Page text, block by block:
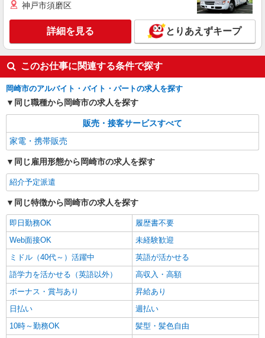
神戸市須磨区
詳細を見る とりあえずキープ
このお仕事に関連する条件で探す
岡崎市のアルバイト・バイト・パートの求人を探す
同じ職種から岡崎市の求人を探す
販売・接客サービスすべて
家電・携帯販売
同じ雇用形態から岡崎市の求人を探す
紹介予定派遣
同じ特徴から岡崎市の求人を探す
即日勤務OK
履歴書不要
Web面接OK
未経験歓迎
ミドル（40代～）活躍中
英語が活かせる
語学力を活かせる（英語以外）
高収入・高額
ボーナス・賞与あり
昇給あり
日払い
週払い
10時～勤務OK
髪型・髪色自由